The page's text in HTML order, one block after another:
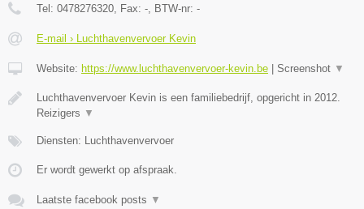
Tel: 0478276320, Fax: -, BTW-nr: -
E-mail › Luchthavenvervoer Kevin
Website: https://www.luchthavenvervoer-kevin.be Screenshot ▼
Luchthavenvervoer Kevin is een familiebedrijf, opgericht in 2012.
Reizigers ▼
Diensten: Luchthavenvervoer
Er wordt gewerkt op afspraak.
Laatste facebook posts ▼